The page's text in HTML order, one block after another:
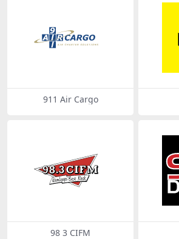
911 Air Cargo
98 3 CIFM